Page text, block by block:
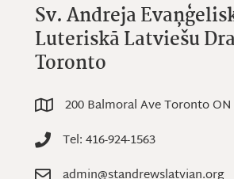
Sv. Andreja
Luteriskā Latviešu
Toronto
200 Balmoral Ave Toronto ON M4V
200 Balmoral Ave Toronto ON
Tel: 416-924-1563
Tel: 416-924-1563